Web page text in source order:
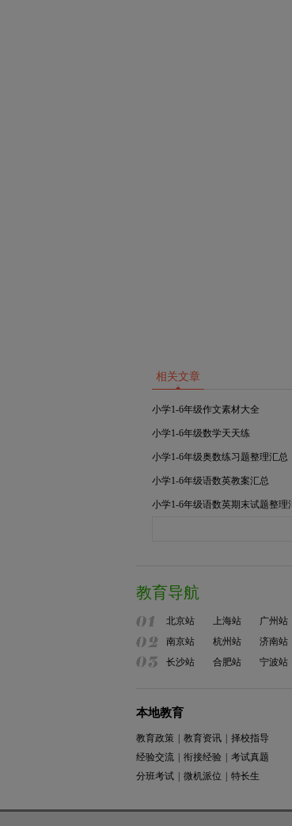
相关文章
小学1-6年级作文素材大全
小学1-6年级数学天天练
小学1-6年级奥数练习题整理汇总
小学1-6年级语数英教案汇总
小学1-6年级语数英期末试题整理
教育导航
北京站 上海站 广州站
南京站
杭州站 济南站
长沙站
合肥站 宁波站
本地教育
教育政策 教育资讯
择校指导
经验交流
衔接经验
考试真题
分班考试
微机派位 特长生